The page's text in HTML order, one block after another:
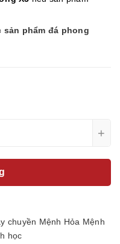
sản phẩm đá phong
+
chuyền Mệnh Hỏa Mệnh
học